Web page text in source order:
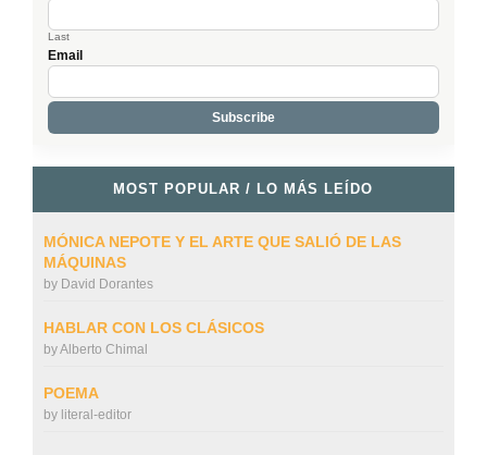
Last
Email
MOST POPULAR / LO MÁS LEÍDO
MÓNICA NEPOTE Y EL ARTE QUE SALIÓ DE LAS
MÁQUINAS
by David Dorantes
HABLAR CON LOS CLÁSICOS
byAlberto Chimal
POEMA
by literal-editor